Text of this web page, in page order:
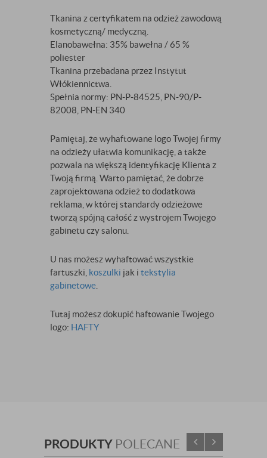
Tkanina z certyfikatem na odzież zawodową
kosmetyczną/ medyczną.
Elanobawełna: 35% bawełna / 65 %
poliester
Tkanina przebadana przez Instytut
Włókiennictwa.
Spełnia normy: PN-P-84525, PN-90/P-
82008, PN-EN 340
Pamiętaj, że wyhaftowane logo Twojej firmy
na odzieży ułatwia komunikację, a także
pozwala na większą identyfikację Klienta z
Twoją firmą. Warto pamiętać, że dobrze
zaprojektowana odzież to dodatkowa
reklama, w której standardy odzieżowe
tworzą spójną całość z wystrojem Twojego
gabinetu czy salonu.
U nas możesz wyhaftować wszystkie
fartuszki, koszulki jak i tekstylia
gabinetowe
Tutaj możesz dokupić haftowanie Twojego
logo: HAFTY
PRODUKTY POLECANE